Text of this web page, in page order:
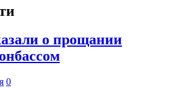
о прощании
0